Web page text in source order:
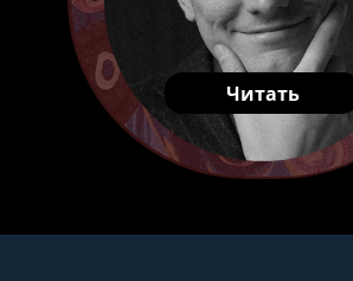
Читать